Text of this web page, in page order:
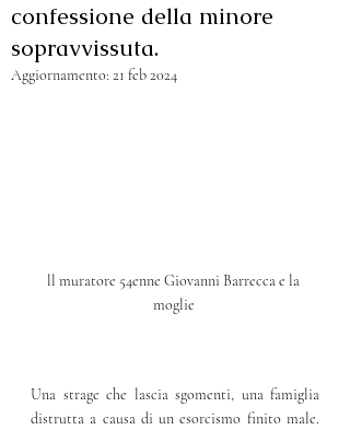
confessione della minore
sopravvissuta.
Aggiornamento: 21 feb 2024
ll muratore 54enne Giovanni Barrecca e la
moglie
Una strage che lascia sgomenti, una famiglia
distrutta a causa di un esorcismo finito male.